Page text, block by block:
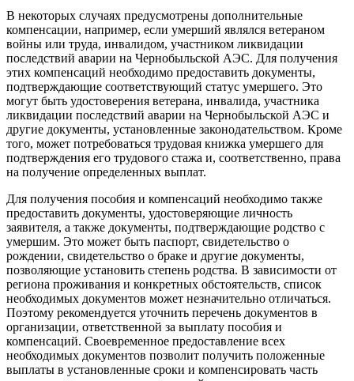
В некоторых случаях предусмотрены дополнительные
компенсации, например, если умерший являлся ветераном
войны или труда, инвалидом, участником ликвидации
последствий аварии на Чернобыльской АЭС. Для получения
этих компенсаций необходимо предоставить документы,
подтверждающие соответствующий статус умершего. Это
могут быть удостоверения ветерана, инвалида, участника
ликвидации последствий аварии на Чернобыльской АЭС и
другие документы, установленные законодательством. Кроме
того, может потребоваться трудовая книжка умершего для
подтверждения его трудового стажа и, соответственно, права
на получение определенных выплат.
Для получения пособия и компенсаций необходимо также
предоставить документы, удостоверяющие личность
заявителя, а также документы, подтверждающие родство с
умершим. Это может быть паспорт, свидетельство о
рождении, свидетельство о браке и другие документы,
позволяющие установить степень родства. В зависимости от
региона проживания и конкретных обстоятельств, список
необходимых документов может незначительно отличаться.
Поэтому рекомендуется уточнить перечень документов в
организации, ответственной за выплату пособия и
компенсаций. Своевременное предоставление всех
необходимых документов позволит получить положенные
выплаты в установленные сроки и компенсировать часть